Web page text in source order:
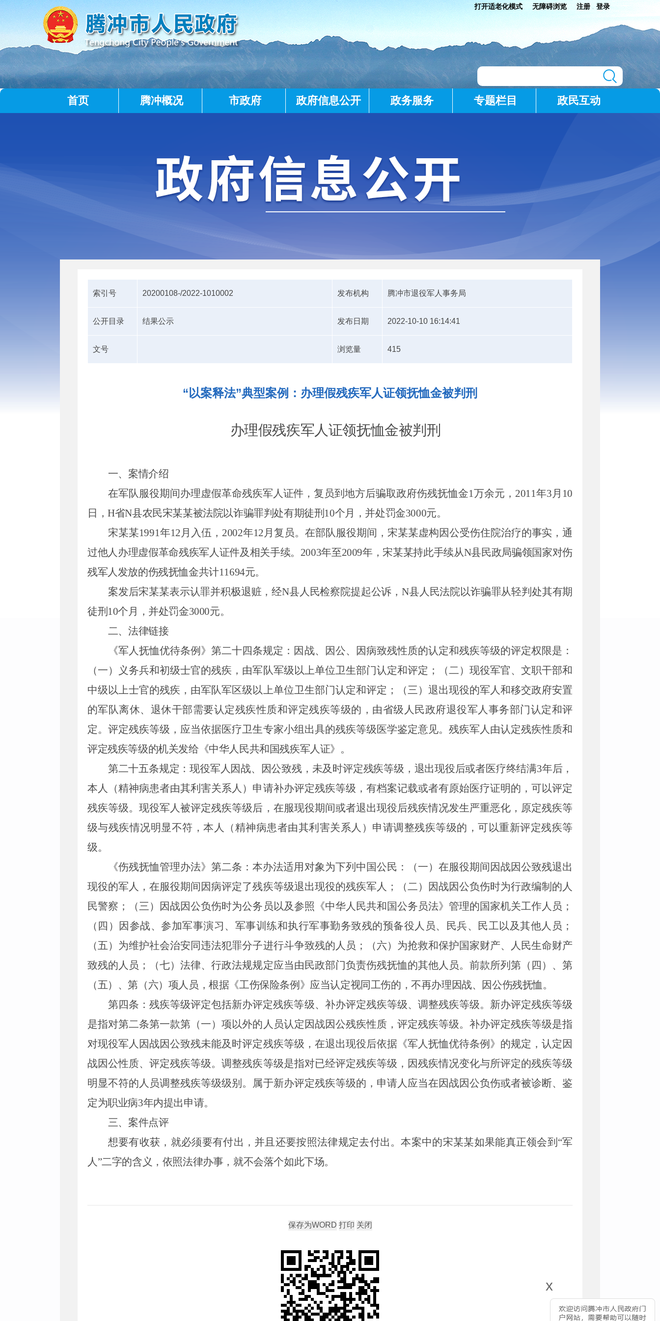
打开适老化模式 无障碍浏览 注册 登录
x
首页 腾冲概况 市政府 政府信息公开 政务服务 专题栏目 政民互动
索引号 20200108-/2022-1010002 发布机构 腾冲市退役军人事务局
公开目录 结果公示 发布日期 2022-10-10 16:14:41
文号 浏览量 415
“以案释法”典型案例：办理假残疾军人证领抚恤金被判刑
办理假残疾军人证领抚恤金被判刑
一、案情介绍
在军队服役期间办理虚假革命残疾军人证件，复员到地方后骗取政府伤残抚恤金1万余元， 2011年3月 10
日，H省N县农民宋某某被法院以诈骗罪判处有期徒刑 10个月，并处罚金3000元。
宋某某1991年12月入伍， 2002年12月复员。在部队服役期间，宋某某虚构因公受伤住院治疗的事实，通
过他人办理虚假革命残疾军人证件及相关手续。 2003年至2009年，宋某某持此手续从N县民政局骗领国家对伤
残军人发放的伤残抚恤金共计11694元。
案发后宋某某表示认罪并积极退赃，经N县人民检察院提起公诉，N县人民法院以诈骗罪从轻判处其有期
徒刑 10个月，并处罚金3000元。
二、法律链接
《军人抚恤优待条例》第二十四条规定：因战、因公、因病致残性质的认定和残疾等级的评定权限是：
（一）义务兵和初级士官的残疾，由军队军级以上单位卫生部门认定和评定；（二）现役军官、文职干部和
中级以上士官的残疾，由军队军区级以上单位卫生部门认定和评定；（三）退出现役的军人和移交政府安置
的军队离休、退休干部需要认定残疾性质和评定残疾等级的，由省级人民政府退役军人事务部门认定和评
定。评定残疾等级，应当依据医疗卫生专家小组出具的残疾等级医学鉴定意见。残疾军人由认定残疾性质和
评定残疾等级的机关发给《中华人民共和国残疾军人证》。
第二十五条规定：现役军人因战、因公致残，未及时评定残疾等级，退出现役后或者医疗终结满3年后，
本人（精神病患者由其利害关系人）申请补办评定残疾等级，有档案记载或者有原始医疗证明的，可以评定
残疾等级。现役军人被评定残疾等级后，在服现役期间或者退出现役后残疾情况发生严重恶化，原定残疾等
级与残疾情况明显不符，本人（精神病患者由其利害关系人）申请调整残疾等级的，可以重新评定残疾等
级。
《伤残抚恤管理办法》第二条：本办法适用对象为下列中国公民：（一）在服役期间因战因公致残退出
现役的军人，在服役期间因病评定了残疾等级退出现役的残疾军人；（二）因战因公负伤时为行政编制的人
民警察；（三）因战因公负伤时为公务员以及参照《中华人民共和国公务员法》管理的国家机关工作人员；
（四）因参战、参加军事演习、军事训练和执行军事勤务致残的预备役人员、民兵、民工以及其他人员；
（五）为维护社会治安同违法犯罪分子进行斗争致残的人员；（六）为抢救和保护国家财产、人民生命财产
致残的人员；（七）法律、行政法规规定应当由民政部门负责伤残抚恤的其他人员。前款所列第（四）、第
（五）、第（六）项人员，根据《工伤保险条例》应当认定视同工伤的，不再办理因战、因公伤残抚恤。
第四条：残疾等级评定包括新办评定残疾等级、补办评定残疾等级、调整残疾等级。新办评定残疾等级
是指对第二条第一款第（一）项以外的人员认定因战因公残疾性质，评定残疾等级。补办评定残疾等级是指
对现役军人因战因公致残未能及时评定残疾等级，在退出现役后依据《军人抚恤优待条例》的规定，认定因
战因公性质、评定残疾等级。调整残疾等级是指对已经评定残疾等级，因残疾情况变化与所评定的残疾等级
明显不符的人员调整残疾等级级别。属于新办评定残疾等级的，申请人应当在因战因公负伤或者被诊断、鉴
定为职业病3年内提出申请。
三、案件点评
想要有收获，就必须要有付出，并且还要按照法律规定去付出。本案中的宋某某如果能真正领会到 “军
人”二字的含义，依照法律办事，就不会落个如此下场。